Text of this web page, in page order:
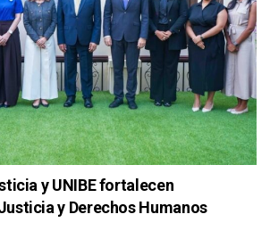
y UNIBE fortalecen
y Derechos Humanos